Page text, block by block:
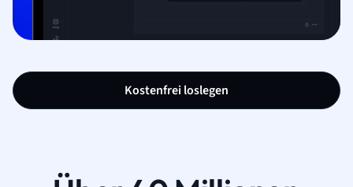
Kostenfrei loslegen